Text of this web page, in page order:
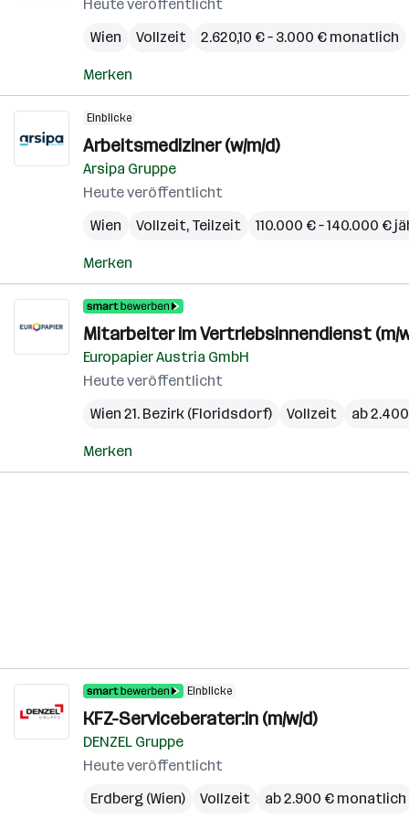
Heute veröffentlicht
Wien
Vollzeit 2.620,10 € – 3.000 € monatlich
Merken
Einblicke
Arbeitsmediziner (w/m/d)
Arsipa Gruppe
Heute veröffentlicht
Wien
Vollzeit, Teilzeit 110.000 € – 140.000 €
Merken
Mitarbeiter im Vertriebsinnendienst (m/
Europapier Austria GmbH
Heute veröffentlicht
Wien 21. Bezirk (Floridsdorf)
Vollzeit ab
Merken
Einblicke
KFZ-Serviceberater:in (m/w/d)
DENZEL Gruppe
Heute veröffentlicht
Erdberg (Wien)
Vollzeit ab 2.900 € monatlich